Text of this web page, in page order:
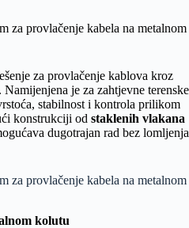
za provlačenje kabela na metalnom
za provlačenje kablova kroz
je za zahtjevne terenske
stabilnost i kontrola prilikom
konstrukciji od staklenih vlakana
dugotrajan rad bez lomljenja
za provlačenje kabela na metalnom
kolutu